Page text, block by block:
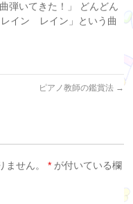
弾いてきた！」 どんどん
イン レイン」という曲
ピアノ教師の鑑賞法 →
せん。 * が付いている欄